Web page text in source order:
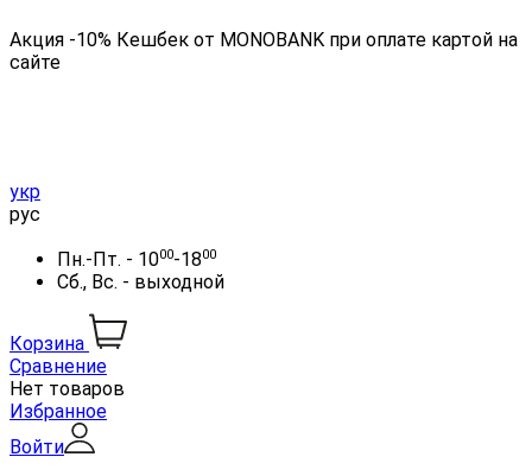
Акция -10% Кешбек от MONOBANK при оплате картой на
сайте
укр
рус
Пн.-Пт. - 1000-1800
Сб., Вс. - выходной
Корзина
Сравнение
Нет товаров
Избранное
Войти